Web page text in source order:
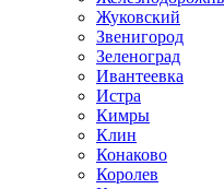
Жуковский
Звенигород
Зеленоград
Ивантеевка
Истра
Кимры
Клин
Конаково
Королев